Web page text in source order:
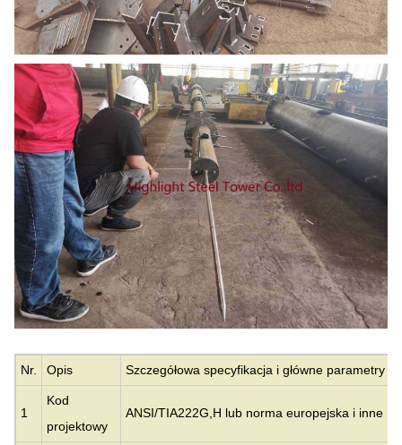
Nr. Opis Szczegółowa specyfikacja i główne parametry
1
Kod
projektowy
ANSI/TIA222G,H lub norma europejska i inne